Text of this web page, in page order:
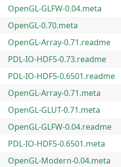
OpenGL-GLFW-0.04.meta
OpenGL-0.70.meta
OpenGL-Array-0.71.readme
PDL-IO-HDF5-0.73.readme
PDL-IO-HDF5-0.6501.readme
OpenGL-Array-0.71.meta
OpenGL-GLUT-0.71.meta
OpenGL-GLFW-0.04.readme
PDL-IO-HDF5-0.6501.meta
OpenGL-Modern-0.04.meta